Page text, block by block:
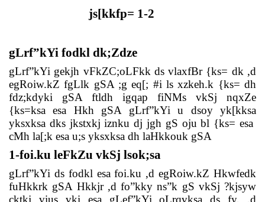
js[kkfp= 1-2
gLrf”kYi fodkl dk;Zdze
gLrf”kYi gekjh vFkZC;oLFkk ds vlaxfBr {ks= dk ,d
egRoiw.kZ fgLlk gSA ;g eq[; #i ls xzkeh.k {ks= dh
fdz;kdyki gSA ftldh igqap fiNMs vkSj nqxZe
{ks=ksa esa Hkh gSA gLrf”kYi u dsoy yk[kksa
yksxksa dks jkstxkj iznku dj jgh gS oju bl {ks= esa
cMh la[;k esa u;s yksxksa dh laHkkouk gSA
1-foi.ku leFkZu vkSj lsok;sa
gLrf”kYi ds fodkl esa foi.ku ,d egRoiw.kZ Hkwfedk
fuHkkrk gSA Hkkjr ,d fo”kky ns”k gS vkSj ?kjsyw
cktkj vius vki esa gLef”kYi oLrqvksa ds fy, ,d